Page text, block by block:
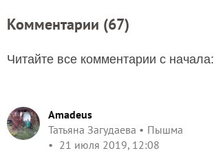
Комментарии (67)
Читайте все комментарии с начала:
Amadeus
Татьяна Загудаева
Пышма
21 июля 2019, 12:08